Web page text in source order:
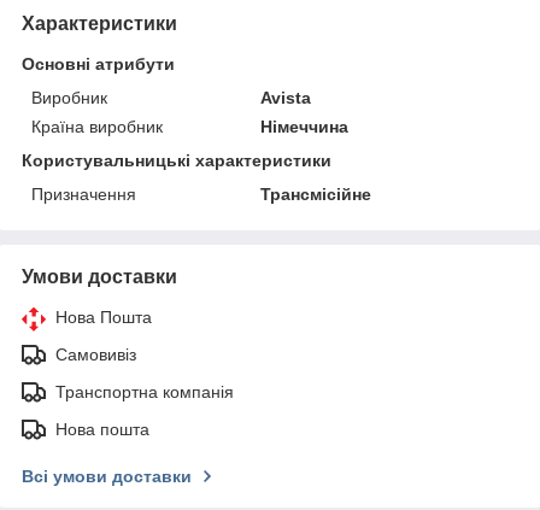
Характеристики
Основні атрибути
Виробник
Avista
Країна виробник
Німеччина
Користувальницькі характеристики
Призначення
Трансмісійне
Умови доставки
Нова Пошта
Самовивіз
Транспортна компанія
Нова пошта
Всі умови доставки